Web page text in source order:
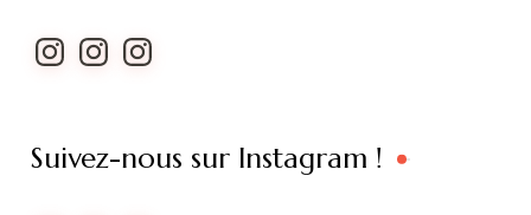
Instagram
InstagramInstagram
Suivez-nous sur Instagram !